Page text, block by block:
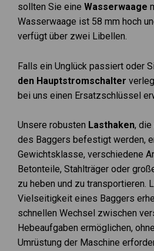
sollten Sie eine Wasserwaage
Wasserwaage ist 58 mm hoch
verfügt über zwei Libellen.
Falls ein Unglück passiert oder
den Hauptstromschalter
bei uns einen Ersatzschlüssel
Unsere robusten Lasthaken,
des Baggers befestigt werden,
Gewichtsklasse, verschiedene
Betonteile, Stahlträger oder
zu heben und zu transportieren.
Vielseitigkeit eines Baggers
schnellen Wechsel zwischen
Hebeaufgaben ermöglichen,
Umrüstung der Maschine